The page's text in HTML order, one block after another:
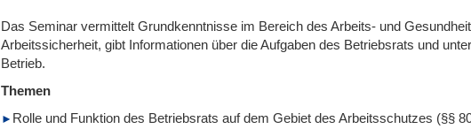
Das Seminar vermittelt Grundkenntnisse im Bereich des Arbeits- und
Arbeitssicherheit, gibt Informationen über die Aufgaben des Betriebsrats und
Betrieb.
Themen
Rolle und Funktion des Betriebsrats auf dem Gebiet des Arbeitsschutzes (§§